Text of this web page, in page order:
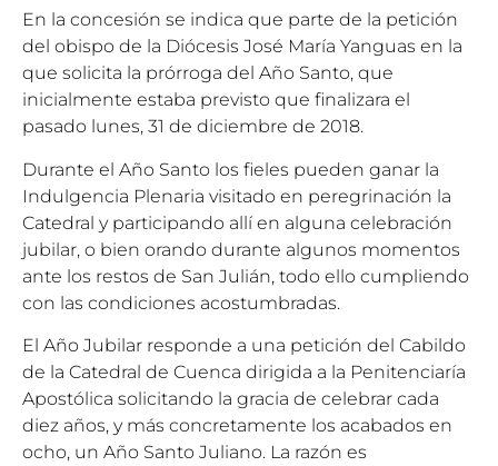
En la concesión se indica que parte de la petición
del obispo de la Diócesis José María Yanguas en la
que solicita la prórroga del Año Santo, que
inicialmente estaba previsto que finalizara el
pasado lunes, 31 de diciembre de 2018.
Durante el Año Santo los fieles pueden ganar la
Indulgencia Plenaria visitado en peregrinación la
Catedral y participando allí en alguna celebración
jubilar, o bien orando durante algunos momentos
ante los restos de San Julián, todo ello cumpliendo
con las condiciones acostumbradas.
El Año Jubilar responde a una petición del Cabildo
de la Catedral de Cuenca dirigida a la Penitenciaría
Apostólica solicitando la gracia de celebrar cada
diez años, y más concretamente los acabados en
ocho, un Año Santo Juliano. La razón es